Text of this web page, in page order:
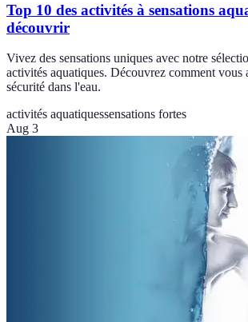
Top 10 des activités à sensations
découvrir
Vivez des sensations uniques avec notre
activités aquatiques. Découvrez comment vous
sécurité dans l'eau.
activités aquatiquessensations fortes
Aug 3